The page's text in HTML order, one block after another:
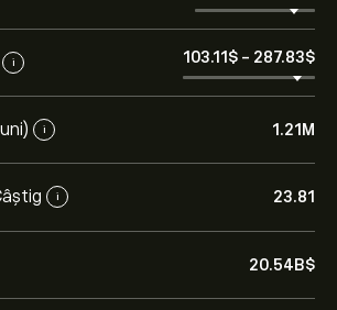
i 103.11‎$‎ - 287.83‎$‎
i 1.21M
i 23.81
20.54B‎$‎